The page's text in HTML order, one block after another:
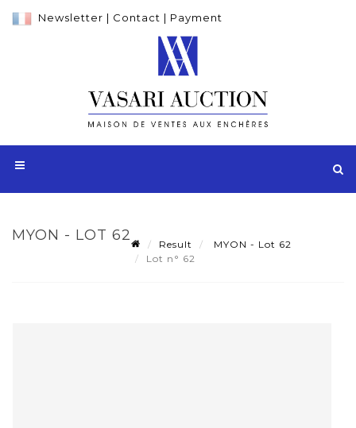
Newsletter | Contact | Payment
MYON - LOT 62
Result
MYON - Lot 62
Lot n° 62